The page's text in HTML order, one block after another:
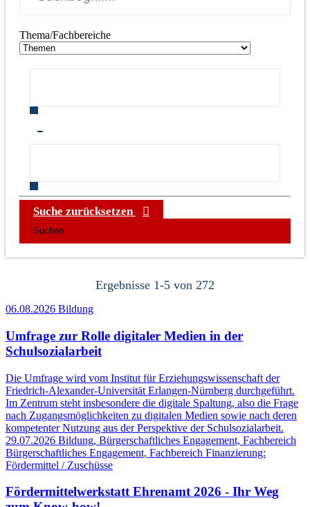
Thema/Fachbereiche
-
Suche zurücksetzen
Ergebnisse 1-5 von 272
06.08.2026 Bildung
Umfrage zur Rolle digitaler Medien in der
Schulsozialarbeit
Die Umfrage wird vom Institut für Erziehungswissenschaft der
Friedrich-Alexander-Universität Erlangen-Nürnberg durchgeführt.
Im Zentrum steht insbesondere die digitale Spaltung, also die Frage
nach Zugangsmöglichkeiten zu digitalen Medien sowie nach deren
kompetenter Nutzung aus der Perspektive der Schulsozialarbeit.
29.07.2026 Bildung, Bürgerschaftliches Engagement, Fachbereich
Bürgerschaftliches Engagement, Fachbereich Finanzierung:
Fördermittel / Zuschüsse
Fördermittelwerkstatt Ehrenamt 2026 - Ihr Weg